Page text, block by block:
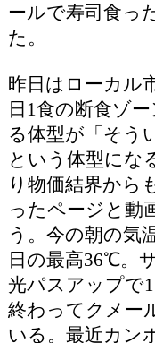
ールで寿司食っ
た。
昨日はローカル
日1食の断食ゾ
る体型が「そう
という体型にな
り物価結界から
ったページと動
う。今の朝の気
日の最高36℃。
光パスアップで
終わってクメー
いる。最近カン